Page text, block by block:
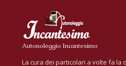
Autonoleggio Incantesimo
La cura dei particolari a volte fa la